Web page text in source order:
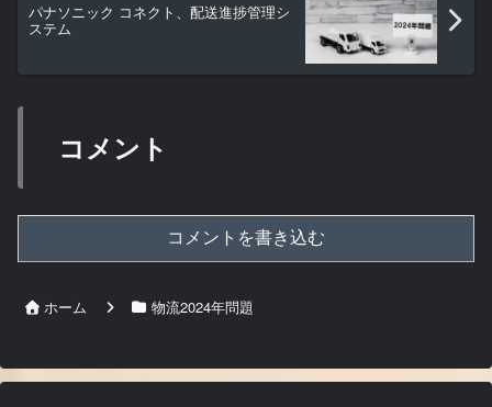
パナソニック コネクト、配送進捗管理シ
ステム
コメント
コメントを書き込む
ホーム 物流2024年問題